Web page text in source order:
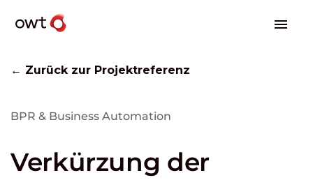
← Zurück zur Projektreferenz
BPR & Business Automation
Verkürzung der